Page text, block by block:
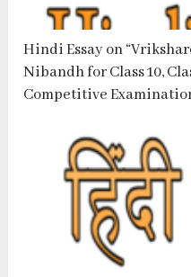
Hindi Essay on
Nibandh for Class 10,
Competitive